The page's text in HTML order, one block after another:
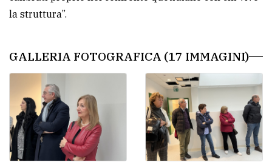
la struttura”.
GALLERIA FOTOGRAFICA (17 IMMAGINI)